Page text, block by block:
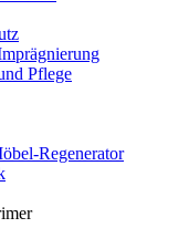
Pflege
Regenerator